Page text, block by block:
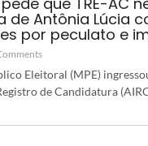
de Antônia Lúcia
por peculato e
Eleitoral (MPE)
de Candidatura